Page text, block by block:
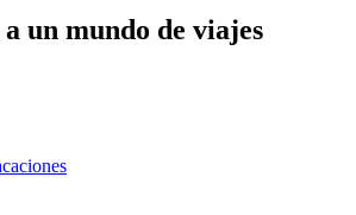
un mundo de viajes